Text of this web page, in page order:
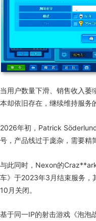
当用户数量下滑、销售收入萎
本却依旧存在，继续维持服务
2026年初，Patrick
号，产品线过于庞杂，需要精
与此同时，Nexon的
车》于2023年3月结束服务，
10月关闭。
基于同一IP的射击游戏《泡泡